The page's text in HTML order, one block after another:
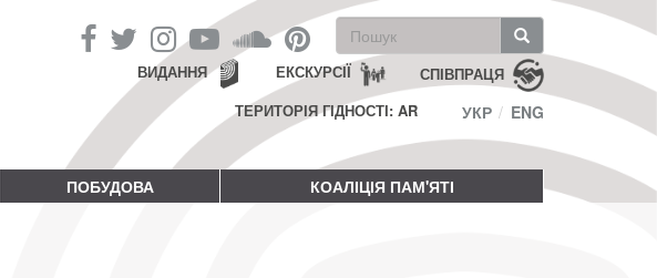
Пошукова
форма
Пошук СПІВПРАЦЯ
ЕКСКУРСІЇ
ВИДАННЯ
ТЕРИТОРІЯ ГІДНОСТІ: AR
УКР ENG
ПОБУДОВА КОАЛІЦІЯ ПАМ'ЯТІ